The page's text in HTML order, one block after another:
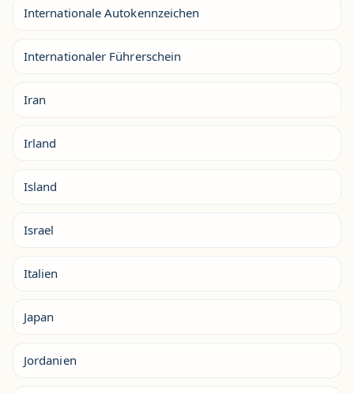
Internationale Autokennzeichen
Internationaler Führerschein
Iran
Irland
Island
Israel
Italien
Japan
Jordanien